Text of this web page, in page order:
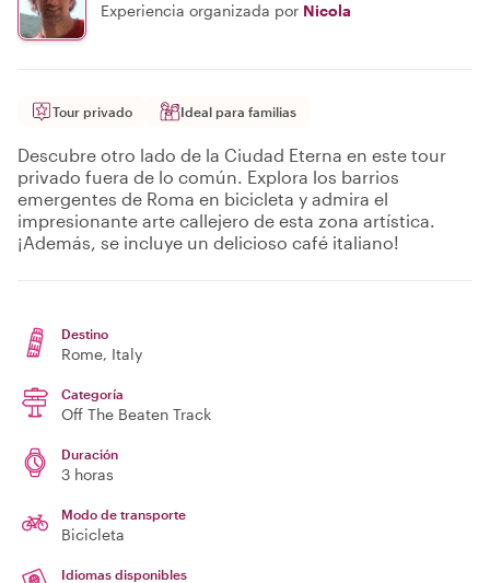
Experiencia organizada por Nicola
Tour privado Ideal para familias
Descubre otro lado de la Ciudad Eterna en este tour
privado fuera de lo común. Explora los barrios
emergentes de Roma en bicicleta y admira el
impresionante arte callejero de esta zona artística.
¡Además, se incluye un delicioso café italiano!
Destino
Rome, Italy
Categoría
Off The Beaten Track
Duración
3 horas
Modo de transporte
Bicicleta
Idiomas disponibles